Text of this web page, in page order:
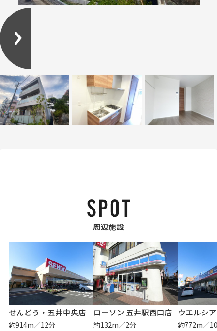
周辺施設
せんどう・五井中央店
約914m／12分
ローソン 五井駅西口店
約132m／2分
ウエルシ
約772m／